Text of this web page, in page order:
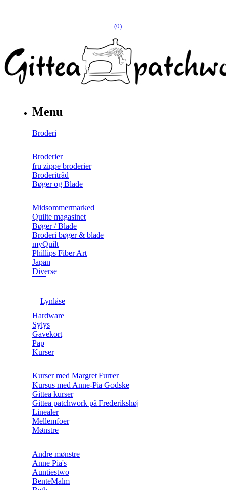
(0)
Menu
Broderi
Broderier
fru zippe broderier
Broderitråd
Bøger og Blade
Midsommermarked
Quilte magasinet
Bøger / Blade
Broderi bøger & blade
myQuilt
Phillips Fiber Art
Japan
Diverse
Lynlåse
Hardware
Sylys
Gavekort
Pap
Kurser
Kurser med Margret Furrer
Kursus med Anne-Pia Godske
Gittea kurser
Gittea patchwork på Frederikshøj
Linealer
Mellemfoer
Mønstre
Andre mønstre
Anne Pia's
Auntiestwo
BenteMalm